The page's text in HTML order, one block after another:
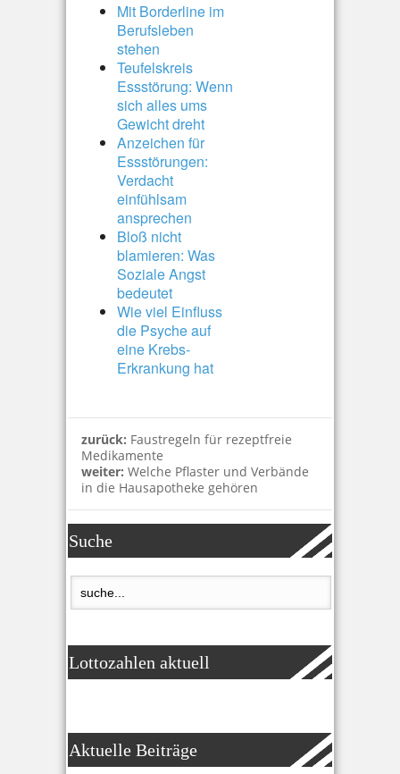
Mit Borderline im
Berufsleben
stehen
Teufelskreis
Essstörung: Wenn
sich alles ums
Gewicht dreht
Anzeichen für
Essstörungen:
Verdacht
einfühlsam
ansprechen
Bloß nicht
blamieren: Was
Soziale Angst
bedeutet
Wie viel Einfluss
die Psyche auf
eine Krebs-
Erkrankung hat
zurück: Faustregeln für rezeptfreie
Medikamente
weiter: Welche Pflaster und Verbände
in die Hausapotheke gehören
Suche
Lottozahlen aktuell
Aktuelle Beiträge